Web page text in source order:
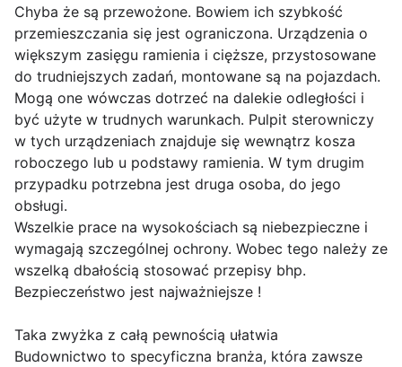
Chyba że są przewożone. Bowiem ich szybkość
przemieszczania się jest ograniczona. Urządzenia o
większym zasięgu ramienia i cięższe, przystosowane
do trudniejszych zadań, montowane są na pojazdach.
Mogą one wówczas dotrzeć na dalekie odległości i
być użyte w trudnych warunkach. Pulpit sterowniczy
w tych urządzeniach znajduje się wewnątrz kosza
roboczego lub u podstawy ramienia. W tym drugim
przypadku potrzebna jest druga osoba, do jego
obsługi.
Wszelkie prace na wysokościach są niebezpieczne i
wymagają szczególnej ochrony. Wobec tego należy ze
wszelką dbałością stosować przepisy bhp.
Bezpieczeństwo jest najważniejsze !
Taka zwyżka z całą pewnością ułatwia
Budownictwo to specyficzna branża, która zawsze